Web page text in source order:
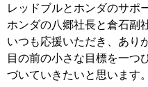
レッドブルとホンダのサポ
ホンダの八郷社長と倉石副
いつも応援いただき、あり
目の前の小さな目標を一つ
づいていきたいと思います。